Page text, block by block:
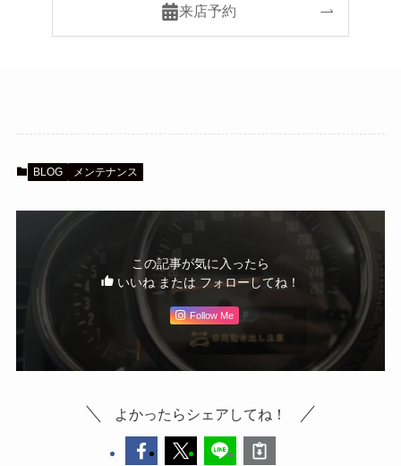
来店予約
BLOG メンテナンス
この記事が気に入ったら
いいね または フォローしてね！
Follow Me
よかったらシェアしてね！